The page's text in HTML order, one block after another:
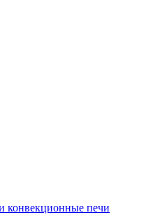
конвекционные печи